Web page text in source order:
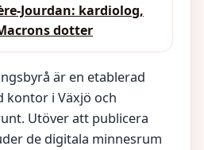
Jourdan: kardiolog,
dotter
är en etablerad
kontor i Växjö och
Utöver att publicera
de digitala minnesrum